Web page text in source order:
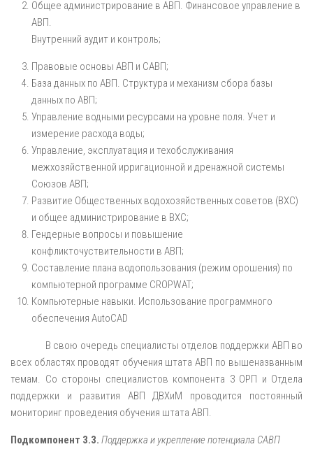
Общее администрирование в АВП. Финансовое управление в
АВП.
Внутренний аудит и контроль;
Правовые основы АВП и САВП;
База данных по АВП. Структура и механизм сбора базы
данных по АВП;
Управление водными ресурсами на уровне поля. Учет и
измерение расхода воды;
Управление, эксплуатация и техобслуживания
межхозяйственной ирригационной и дренажной системы
Союзов АВП;
Развитие Общественных водохозяйственных советов (ВХС)
и общее администрирование в ВХС;
Гендерные вопросы и повышение
конфликточуствительности в АВП;
Составление плана водопользования (режим орошения) по
компьютерной программе CROPWAT;
Компьютерные навыки. Использование программного
обеспечения AutoCAD
В свою очередь специалисты отделов поддержки АВП во
всех областях проводят обучения штата АВП по вышеназванным
темам. Со стороны специалистов компонента 3 ОРП и Отдела
поддержки и развития АВП ДВХиМ проводится постоянный
мониторинг проведения обучения штата АВП.
Подкомпонент 3.3. Поддержка и укрепление потенциала САВП